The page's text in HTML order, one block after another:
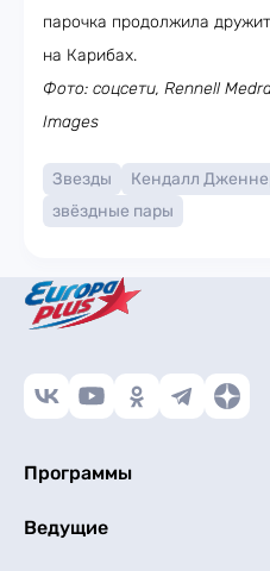
парочка продолжила
на Карибах.
Фото: соцсети, Rennell
Images
Звезды Кендалл
звёздные пары
Программы
Ведущие